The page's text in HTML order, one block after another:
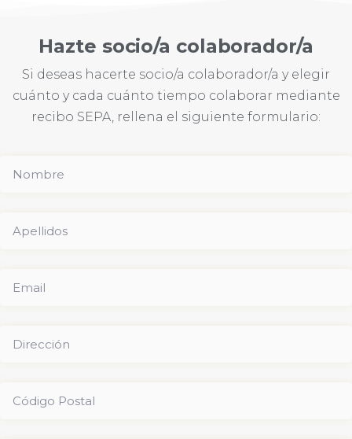
Hazte socio/a colaborador/a
Si deseas hacerte socio/a colaborador/a y elegir
cuánto y cada cuánto tiempo colaborar mediante
recibo SEPA, rellena el siguiente formulario: